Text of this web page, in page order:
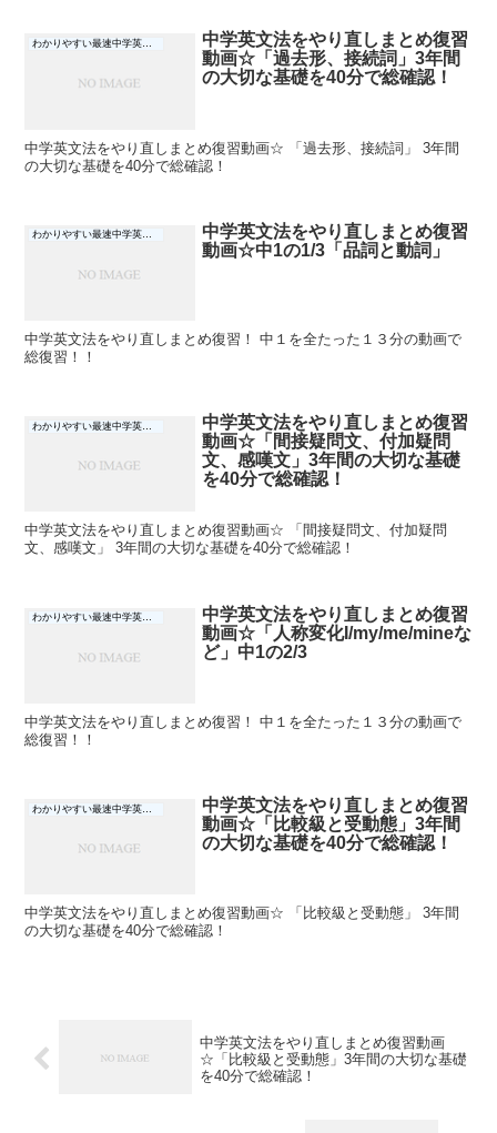
わかりやすい最速中学英文法
中学英文法をやり直しまとめ復習
動画☆「過去形、接続詞」3年間
の大切な基礎を40分で総確認！
中学英文法をやり直しまとめ復習動画☆ 「過去形、接続詞」 3年間
の大切な基礎を40分で総確認！
わかりやすい最速中学英文法
中学英文法をやり直しまとめ復習
動画☆中1の1/3「品詞と動詞」
中学英文法をやり直しまとめ復習！ 中１を全たった１３分の動画で
総復習！！
わかりやすい最速中学英文法
中学英文法をやり直しまとめ復習
動画☆「間接疑問文、付加疑問
文、感嘆文」3年間の大切な基礎
を40分で総確認！
中学英文法をやり直しまとめ復習動画☆ 「間接疑問文、付加疑問
文、感嘆文」 3年間の大切な基礎を40分で総確認！
わかりやすい最速中学英文法
中学英文法をやり直しまとめ復習
動画☆「人称変化I/my/me/mineな
ど」中1の2/3
中学英文法をやり直しまとめ復習！ 中１を全たった１３分の動画で
総復習！！
わかりやすい最速中学英文法
中学英文法をやり直しまとめ復習
動画☆「比較級と受動態」3年間
の大切な基礎を40分で総確認！
中学英文法をやり直しまとめ復習動画☆ 「比較級と受動態」 3年間
の大切な基礎を40分で総確認！
中学英文法をやり直しまとめ復習動画
☆「比較級と受動態」3年間の大切な基礎
を40分で総確認！